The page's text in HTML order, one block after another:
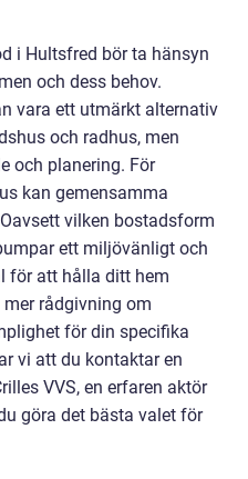
i Hultsfred bör ta hänsyn
och dess behov.
vara ett utmärkt alternativ
och radhus, men
och planering. För
kan gemensamma
vilken bostadsform
ett miljövänligt och
för att hålla ditt hem
rådgivning om
för din specifika
vi att du kontaktar en
VVS, en erfaren aktör
göra det bästa valet för